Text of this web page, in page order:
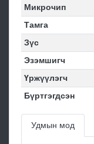
Микрочип
Тамга
Зүс
Эзэмшигч
Үржүүлэгч
Бүртгэгдсэн
Удмын мод